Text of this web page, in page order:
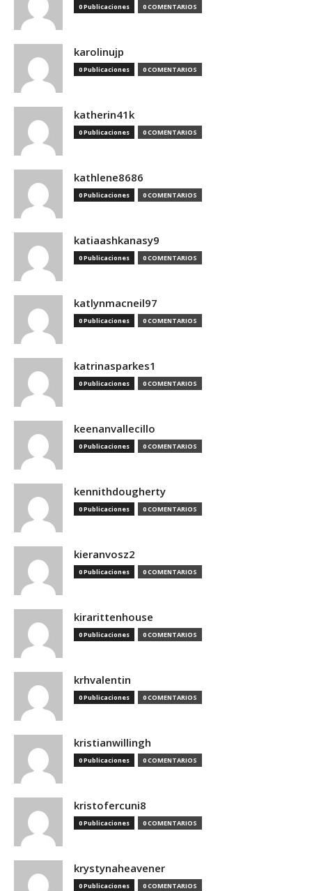
0 Publicaciones 0 COMENTARIOS
karolinujp
0 Publicaciones 0 COMENTARIOS
katherin41k
0 Publicaciones 0 COMENTARIOS
kathlene8686
0 Publicaciones 0 COMENTARIOS
katiaashkanasy9
0 Publicaciones 0 COMENTARIOS
katlynmacneil97
0 Publicaciones 0 COMENTARIOS
katrinasparkes1
0 Publicaciones 0 COMENTARIOS
keenanvallecillo
0 Publicaciones 0 COMENTARIOS
kennithdougherty
0 Publicaciones 0 COMENTARIOS
kieranvosz2
0 Publicaciones 0 COMENTARIOS
kirarittenhouse
0 Publicaciones 0 COMENTARIOS
krhvalentin
0 Publicaciones 0 COMENTARIOS
kristianwillingh
0 Publicaciones 0 COMENTARIOS
kristofercuni8
0 Publicaciones 0 COMENTARIOS
krystynaheavener
0 Publicaciones 0 COMENTARIOS